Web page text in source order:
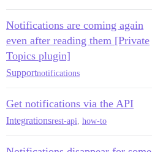
Notifications are coming again
even after reading them [Private
Topics plugin]
Supportnotifications
Get notifications via the API
Integrationsrest-api how-to